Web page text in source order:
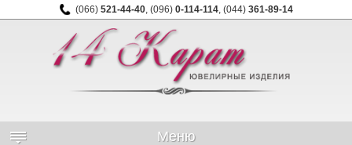
(066) 521-44-40, (096) 0-114-114, (044) 361-89-14
Меню